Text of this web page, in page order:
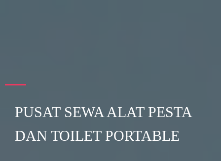
PUSAT SEWA ALAT PESTA
DAN TOILET PORTABLE